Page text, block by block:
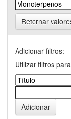
Retornar
Adicionar filtros:
Utilizar filtros